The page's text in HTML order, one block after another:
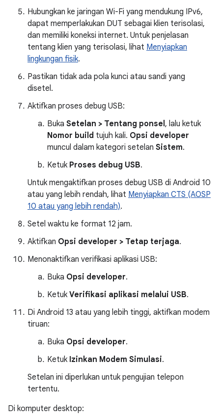
Hubungkan ke jaringan Wi-Fi yang mendukung IPv6,
dapat memperlakukan DUT sebagai klien terisolasi,
dan memiliki koneksi internet. Untuk penjelasan
tentang klien yang terisolasi, lihat Menyiapkan
lingkungan fisik.
Pastikan tidak ada pola kunci atau sandi yang
disetel.
Aktifkan proses debug USB:
Buka Setelan > Tentang ponsel, lalu ketuk
Nomor build tujuh kali. Opsi developer
muncul dalam kategori setelan Sistem.
Ketuk Proses debug USB.
Untuk mengaktifkan proses debug USB di Android 10
atau yang lebih rendah, lihat Menyiapkan CTS (AOSP
10 atau yang lebih rendah).
Setel waktu ke format 12 jam.
Aktifkan Opsi developer > Tetap terjaga.
Menonaktifkan verifikasi aplikasi USB:
Buka Opsi developer.
Ketuk Verifikasi aplikasi melalui USB.
Di Android 13 atau yang lebih tinggi, aktifkan modem
tiruan:
Buka Opsi developer.
Ketuk Izinkan Modem Simulasi.
Setelan ini diperlukan untuk pengujian telepon
tertentu.
Di komputer desktop: